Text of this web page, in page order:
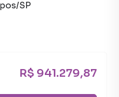
/SP
R$ 941.279,87